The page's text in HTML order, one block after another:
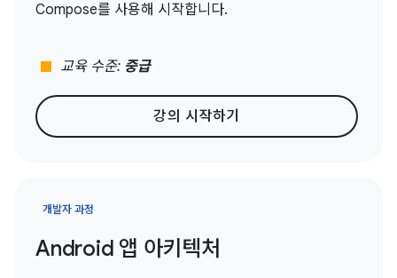
Compose를 사용해 시작합니다.
stop 교육 수준: 중급
강의 시작하기
개발자 과정
Android 앱 아키텍처